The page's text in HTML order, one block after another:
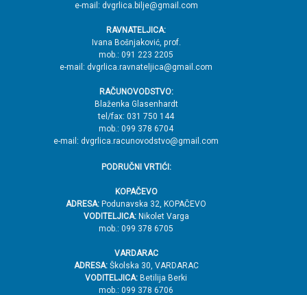
e-mail: dvgrlica.bilje@gmail.com
RAVNATELJICA:
Ivana Bošnjaković, prof.
mob.: 091 223 2205
e-mail: dvgrlica.ravnateljica@gmail.com
RAČUNOVODSTVO:
Blaženka Glasenhardt
tel/fax: 031 750 144
mob.: 099 378 6704
e-mail: dvgrlica.racunovodstvo@gmail.com
PODRUČNI VRTIĆI:
KOPAČEVO
ADRESA: Podunavska 32, KOPAČEVO
VODITELJICA:Nikolet Varga
mob.: 099 378 6705
VARDARAC
ADRESA:Školska 30, VARDARAC
VODITELJICA: Betilija Berki
mob.: 099 378 6706